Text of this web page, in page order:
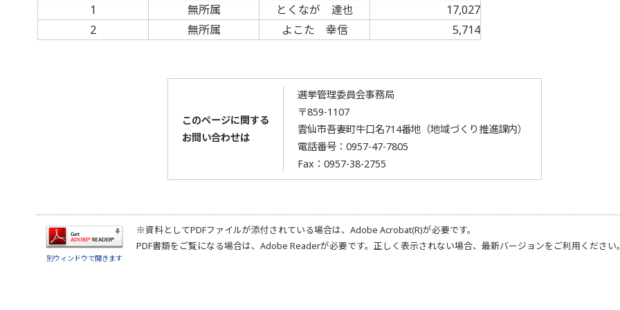
1
無所属 とくなが 達也
17,027
2
無所属 よこた 幸信 5,714
このページに関する
お問い合わせは
選挙管理委員会事務局
〒859-1107
雲仙市吾妻町牛口名714番地（地域づくり推進課内）
電話番号： 0957-47-7805
Fax：0957-38-2755
別ウィンドウで開きます
※資料としてPDFファイルが添付されている場合は、 Adobe Acrobat(R)が必要です。
PDF書類をご覧になる場合は、 Adobe Readerが必要です。正しく表示されない場合、最新バージョンをご利用ください。